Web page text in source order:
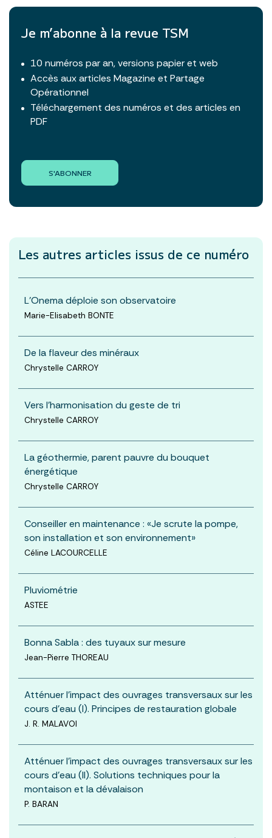
Je m’abonne à la revue TSM
10 numéros par an, versions papier et web
Accès aux articles Magazine et Partage
Opérationnel
Téléchargement des numéros et des articles en
PDF
S'ABONNER
Les autres articles issus de ce numéro
L’Onema déploie son observatoire
Marie-Elisabeth BONTE
De la flaveur des minéraux
Chrystelle CARROY
Vers l’harmonisation du geste de tri
Chrystelle CARROY
La géothermie, parent pauvre du bouquet
énergétique
Chrystelle CARROY
Conseiller en maintenance : «Je scrute la pompe,
son installation et son environnement»
Céline LACOURCELLE
Pluviométrie
ASTEE
Bonna Sabla : des tuyaux sur mesure
Jean-Pierre THOREAU
Atténuer l’impact des ouvrages transversaux sur les
cours d’eau (I). Principes de restauration globale
J. R. MALAVOI
Atténuer l’impact des ouvrages transversaux sur les
cours d’eau (II). Solutions techniques pour la
montaison et la dévalaison
P. BARAN